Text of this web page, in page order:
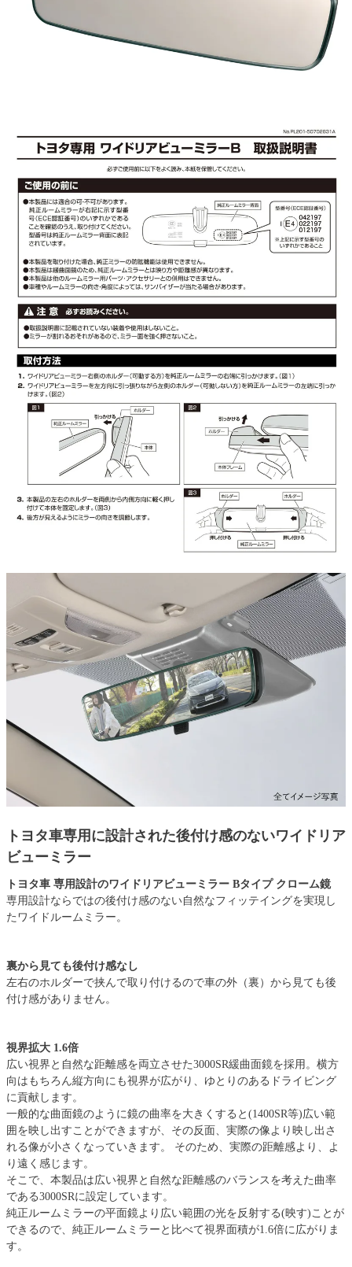
トヨタ車専用に設計された後付け感のないワイドリア
ビューミラー
トヨタ車 専用設計のワイドリアビューミラー Bタイプ クローム鏡
専用設計ならではの後付け感のない自然なフィッテイングを実現し
たワイドルームミラー。
裏から見ても後付け感なし
左右のホルダーで挟んで取り付けるので車の外（裏）から見ても後
付け感がありません。
視界拡大 1.6倍
広い視界と自然な距離感を両立させた3000SR緩曲面鏡を採用。横方
向はもちろん縦方向にも視界が広がり、ゆとりのあるドライビング
に貢献します。
一般的な曲面鏡のように鏡の曲率を大きくすると(1400SR等)広い範
囲を映し出すことができますが、その反面、実際の像より映し出さ
れる像が小さくなっていきます。 そのため、実際の距離感より、よ
り遠く感じます。
そこで、本製品は広い視界と自然な距離感のバランスを考えた曲率
である3000SRに設定しています。
純正ルームミラーの平面鏡より広い範囲の光を反射する(映す)ことが
できるので、純正ルームミラーと比べて視界面積が1.6倍に広がりま
す。